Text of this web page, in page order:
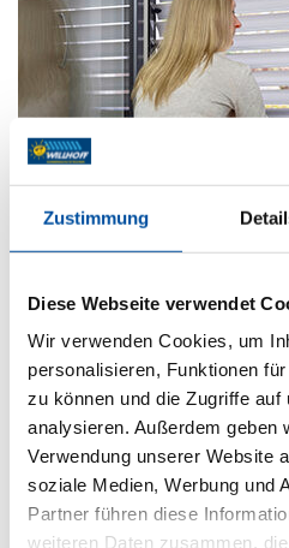
Zustimmung
Diese Webseite verwendet
Wir verwenden Cookies, um
personalisieren, Funktionen
zu können und die Zugriffe auf
analysieren. Außerdem geben
Verwendung unserer Website
soziale Medien, Werbung und
Partner führen diese
weiteren Daten zusammen,
Sicher. Schnell. Manuell.
Veröffentlicht
11. April 2025
WAREMA Raffstoren, Rollläden
Multitalente. Sie ermöglichen
optimieren die Energieeffizienz.